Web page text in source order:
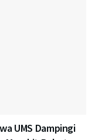
UMS Dampingi